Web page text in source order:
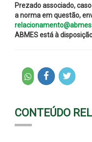
Prezado associado,
a norma em questão,
ABMES está à
CONTEÚDO